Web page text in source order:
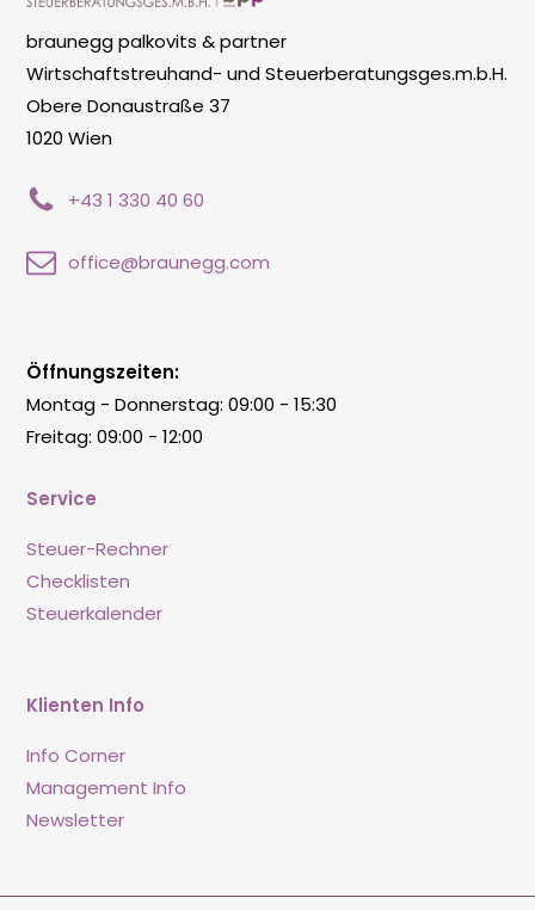
braunegg palkovits & partner
Wirtschaftstreuhand- und Steuerberatungsges.m.b.H.
Obere Donaustraße 37
1020 Wien
+43 1 330 40 60
office@braunegg.com
Service
Steuer-Rechner
Checklisten
Steuerkalender
Klienten Info
Info Corner
Management Info
Newsletter
Öffnungszeiten:
Montag - Donnerstag: 09:00 - 15:30
Freitag: 09:00 - 12:00